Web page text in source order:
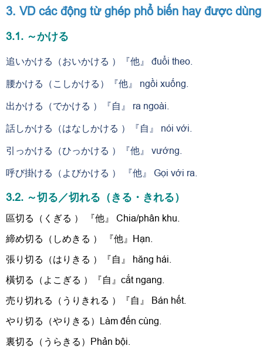
3. VD các động từ ghép phổ biến hay được dùng
3.1. ～かける
追いかける（おいかける ）『他』 đuổi theo.
腰かける（こしかける）『他』 ngồi xuống.
出かける（でかける ）『自』 ra ngoài.
話しかける（はなしかける ）『自』 nói với.
引っかける（ひっかける ）『他』 vướng.
呼び掛ける（よびかける ） 『他』 Gọi với ra.
3.2. ～切る／切れる（きる・きれる）
區切る（くぎる ） 『他』 Chia/phân khu.
締め切る（しめきる ） 『他』Hạn.
張り切る（はりきる ）『自』 hăng hái.
橫切る（よこぎる ）『自』cắt ngang.
売り切れる（うりきれる ）『自』 Bán hết.
やり切る（やりきる）Làm đến cùng.
裏切る（うらきる）Phản bội.